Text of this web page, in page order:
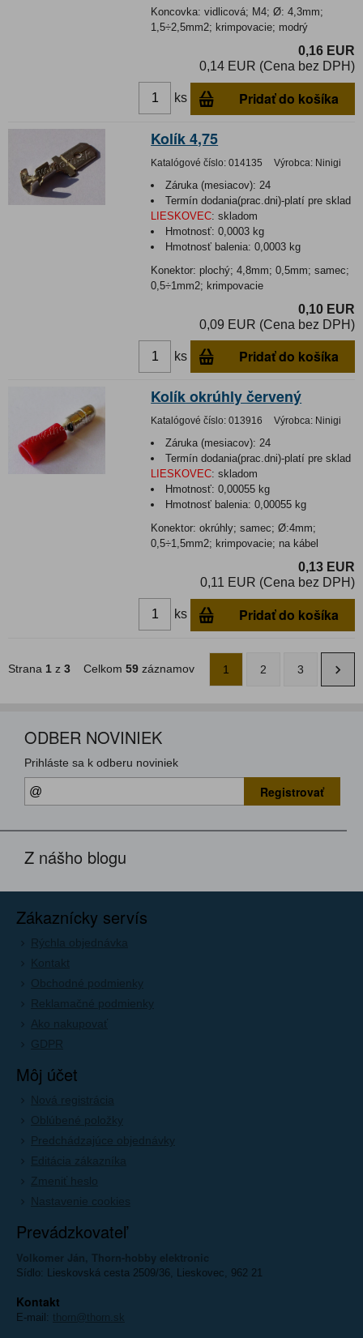
Koncovka: vidlicová; M4; Ø: 4,3mm;
1,5÷2,5mm2; krimpovacie; modrý
0,16 EUR
0,14 EUR (Cena bez DPH)
ks Pridať do košíka
Kolík 4,75
Katalógové číslo: 014135 Výrobca: Ninigi
Záruka (mesiacov): 24
Termín dodania(prac.dni)-platí pre sklad
LIESKOVEC: skladom
Hmotnosť:0,0003 kg
Hmotnosť balenia:0,0003 kg
Konektor: plochý; 4,8mm; 0,5mm; samec;
0,5÷1mm2; krimpovacie
0,10 EUR
0,09 EUR (Cena bez DPH)
ks Pridať do košíka
Kolík okrúhly červený
Katalógové číslo: 013916 Výrobca: Ninigi
Záruka (mesiacov): 24
Termín dodania(prac.dni)-platí pre sklad
LIESKOVEC: skladom
Hmotnosť:0,00055 kg
Hmotnosť balenia:0,00055 kg
Konektor: okrúhly; samec; Ø:4mm;
0,5÷1,5mm2; krimpovacie; na kábel
0,13 EUR
0,11 EUR (Cena bez DPH)
ks Pridať do košíka
Strana 1 z 3 Celkom 59 záznamov 1 2 3
ODBER NOVINIEK
Prihláste sa k odberu noviniek
Registrovať
Z nášho blogu
Zákaznícky servís
Rýchla objednávka
Kontakt
Obchodné podmienky
Reklamačné podmienky
Ako nakupovať
GDPR
Môj účet
Nová registrácia
Oblúbené položky
Predchádzajúce objednávky
Editácia zákazníka
Zmeniť heslo
Nastavenie cookies
Prevádzkovateľ
Volkomer Ján, Thorn-hobby elektronic
Sídlo: Lieskovská cesta 2509/36, Lieskovec, 962 21
Kontakt
E-mail: thorn@thorn.sk